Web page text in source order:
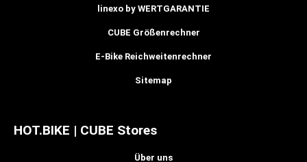
linexo by WERTGARANTIE
CUBE Größenrechner
E-Bike Reichweitenrechner
Sitemap
HOT.BIKE | CUBE Stores
Über uns